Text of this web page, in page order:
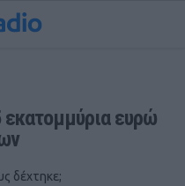
ευρώ
δέχτηκε;